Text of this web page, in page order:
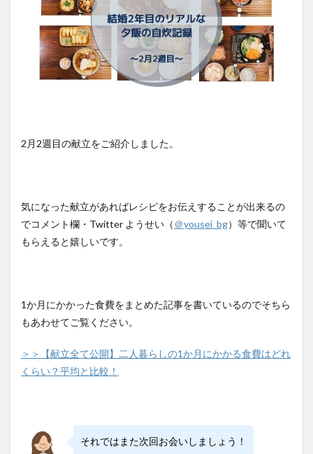
2月2週目の献立をご紹介しました。
気になった献立があればレシピをお伝えすることが出来るの
でコメント欄・Twitter ようせい（ ＠yousei_bg）等で聞いて
もらえると嬉しいです。
1か月にかかった食費をまとめた記事を書いているのでそちら
もあわせてご覧ください。
＞＞【献立全て公開】二人暮らしの1か月にかかる食費はどれ
くらい？平均と比較！
それではまた次回お会いしましょう！